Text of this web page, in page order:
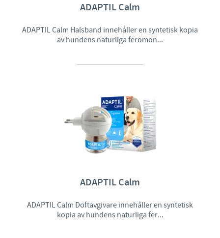
ADAPTIL Calm
ADAPTIL Calm Halsband innehåller en syntetisk kopia
av hundens naturliga feromon...
ADAPTIL Calm
ADAPTIL Calm Doftavgivare innehåller en syntetisk
kopia av hundens naturliga fer...